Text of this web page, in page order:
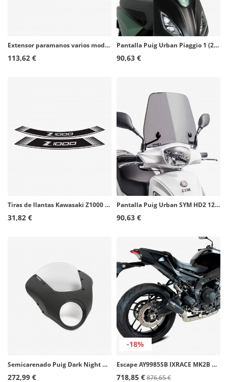
Extensor paramanos varios modelos de BMW color Negro de Puig
113,62 €
Pantalla Puig Urban Piaggio 1 (22-26) Transparente 21188W
90,63 €
Tiras de llantas Kawasaki Z1000 especiales Puig 7590B Blanco
31,82 €
Pantalla Puig Urban SYM HD2 125 E3/E4 (12-17), HD2 200 ie (12-17) Ahumado 8476H
90,63 €
Semicarenado Puig Dark Night Honda CMX 500 Rebel / S Ahumado y negro mate 21103H
272,99 €
-18%
Escape AY9985SB IXRACE MK2B Negro para Yamaha MT-09 (24-26)
718,85 €876,65 €